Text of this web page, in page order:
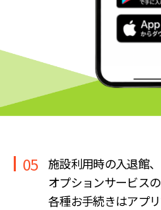
05 施設利用時の入退館、
オプションサービスの
各種お手続きはアプ